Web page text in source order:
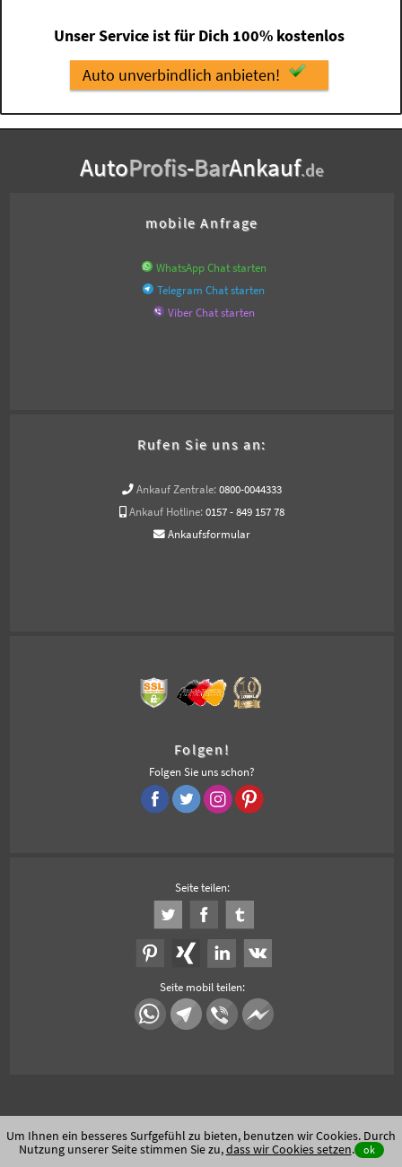
Unser Service ist für Dich 100% kostenlos
Auto unverbindlich anbieten!
AutoProfis-BarAnkauf.de
mobile Anfrage
WhatsApp Chat starten
Telegram Chat starten
Viber Chat starten
Rufen Sie uns an:
Ankauf Zentrale: 0800-0044333
Ankauf Hotline: 0157 - 849 157 78
Ankaufsformular
Folgen!
Folgen Sie uns schon?
Seite teilen:
Seite mobil teilen:
Um Ihnen ein besseres Surfgefühl zu bieten, benutzen wir Cookies. Durch
Nutzung unserer Seite stimmen Sie zu,dass wir Cookies setzen. ok